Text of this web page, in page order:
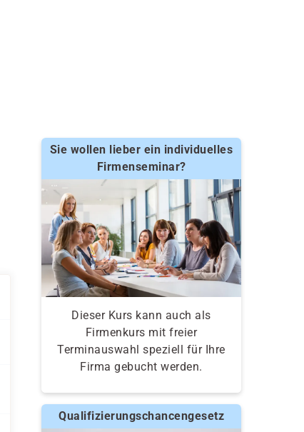
Sie wollen lieber ein individuelles
Firmenseminar?
Dieser Kurs kann auch als
Firmenkurs mit freier
Terminauswahl speziell für Ihre
Firma gebucht werden.
Qualifizierungschancengesetz